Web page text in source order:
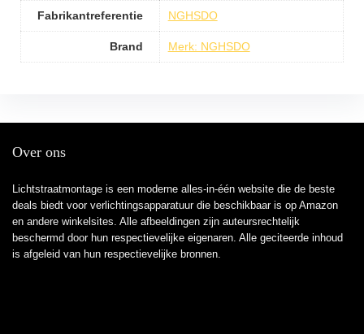
Fabrikantreferentie NGHSDO
Brand Merk: NGHSDO
Over ons
Lichtstraatmontage is een moderne alles-in-één website die de beste
deals biedt voor verlichtingsapparatuur die beschikbaar is op Amazon
en andere winkelsites. Alle afbeeldingen zijn auteursrechtelijk
beschermd door hun respectievelijke eigenaren. Alle geciteerde inhoud
is afgeleid van hun respectievelijke bronnen.